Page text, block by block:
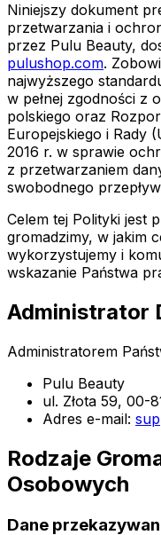
Niniejszy dokument
przetwarzania i
przez Pulu Beauty,
pulushop.com.
najwyższego
w pełnej zgodności z
polskiego oraz
Europejskiego i Rady
2016 r. w sprawie
z przetwarzaniem
swobodnego
Celem tej Polityki jest
gromadzimy, w jakim
wykorzystujemy i
wskazanie Państwa
Administrator
Administratorem
Pulu Beauty
ul. Złota 59, 00-
Adres e-mail:
Rodzaje
Osobowych
Dane